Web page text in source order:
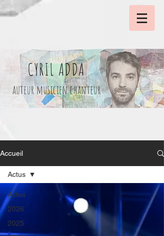
CYRIL ADDA
auteur musicien chanteur
Accueil
Actus
2026
2025
Actus